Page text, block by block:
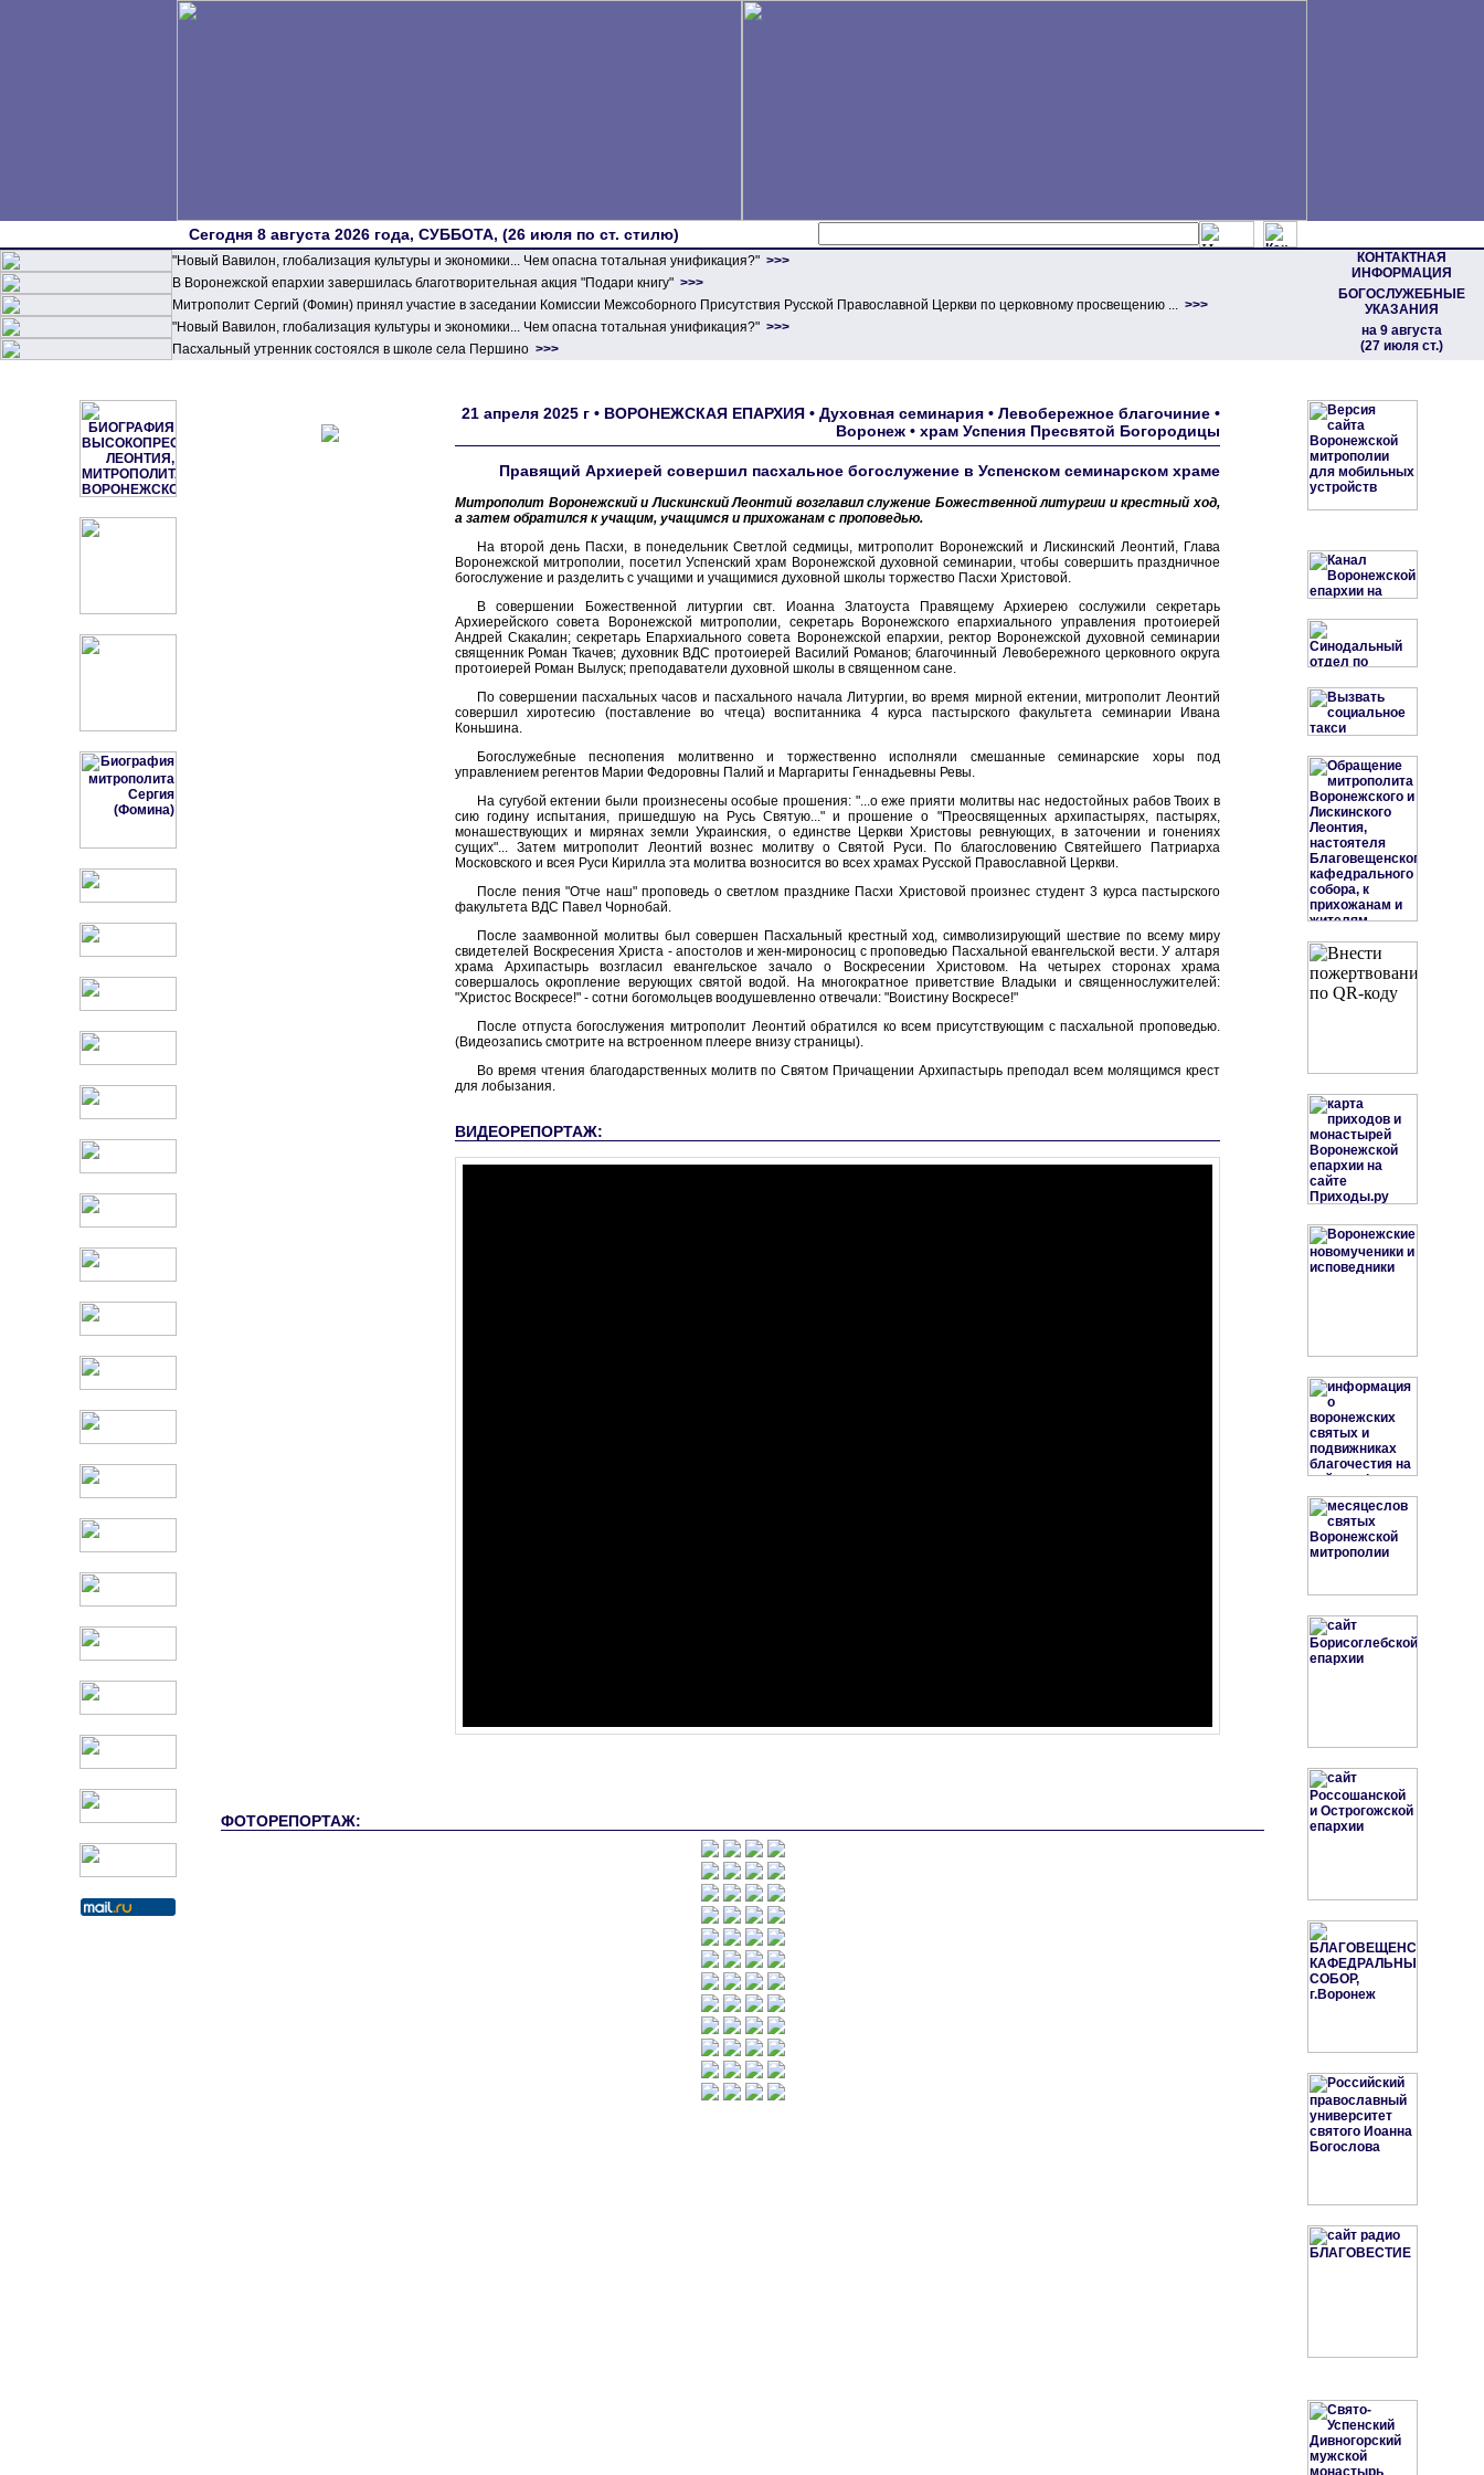
Сегодня 8 августа 2026 года, СУББОТА, (26 июля по ст. стилю)
"Новый Вавилон, глобализация культуры и экономики... Чем опасна тотальная унификация?" >>>
КОНТАКТНАЯ
ИНФОРМАЦИЯ
БОГОСЛУЖЕБНЫЕ
УКАЗАНИЯ
на 9 августа
(27 июля ст.)
В Воронежской епархии завершилась благотворительная акция "Подари книгу" >>>
Митрополит Сергий (Фомин) принял участие в заседании Комиссии Межсоборного Присутствия Русской Православной Церкви по церковному просвещению ... >>>
"Новый Вавилон, глобализация культуры и экономики... Чем опасна тотальная унификация?" >>>
Пасхальный утренник состоялся в школе села Першино >>>
21 апреля 2025 г • ВОРОНЕЖСКАЯ ЕПАРХИЯ • Духовная семинария • Левобережное благочиние •
Воронеж • храм Успения Пресвятой Богородицы
Правящий Архиерей совершил пасхальное богослужение в Успенском семинарском храме
Митрополит Воронежский и Лискинский Леонтий возглавил служение Божественной литургии и крестный ход,
а затем обратился к учащим, учащимся и прихожанам с проповедью.
На второй день Пасхи, в понедельник Светлой седмицы, митрополит Воронежский и Лискинский Леонтий, Глава
Воронежской митрополии, посетил Успенский храм Воронежской духовной семинарии, чтобы совершить праздничное
богослужение и разделить с учащими и учащимися духовной школы торжество Пасхи Христовой.
В совершении Божественной литургии свт. Иоанна Златоуста Правящему Архиерею сослужили секретарь
Архиерейского совета Воронежской митрополии, секретарь Воронежского епархиального управления протоиерей
Андрей Скакалин; секретарь Епархиального совета Воронежской епархии, ректор Воронежской духовной семинарии
священник Роман Ткачев; духовник ВДС протоиерей Василий Романов; благочинный Левобережного церковного округа
протоиерей Роман Вылуск; преподаватели духовной школы в священном сане.
По совершении пасхальных часов и пасхального начала Литургии, во время мирной ектении, митрополит Леонтий
совершил хиротесию (поставление во чтеца) воспитанника 4 курса пастырского факультета семинарии Ивана
Коньшина.
Богослужебные песнопения молитвенно и торжественно исполняли смешанные семинарские хоры под
управлением регентов Марии Федоровны Палий и Маргариты Геннадьевны Ревы.
На сугубой ектении были произнесены особые прошения: "...о еже прияти молитвы нас недостойных рабов Твоих в
сию годину испытания, пришедшую на Русь Святую..." и прошение о "Преосвященных архипастырях, пастырях,
монашествующих и мирянах земли Украинския, о единстве Церкви Христовы ревнующих, в заточении и гонениях
сущих"... Затем митрополит Леонтий вознес молитву о Святой Руси. По благословению Святейшего Патриарха
Московского и всея Руси Кирилла эта молитва возносится во всех храмах Русской Православной Церкви.
После пения "Отче наш" проповедь о светлом празднике Пасхи Христовой произнес студент 3 курса пастырского
факультета ВДС Павел Чорнобай.
После заамвонной молитвы был совершен Пасхальный крестный ход, символизирующий шествие по всему миру
свидетелей Воскресения Христа - апостолов и жен-мироносиц с проповедью Пасхальной евангельской вести. У алтаря
храма Архипастырь возгласил евангельское зачало о Воскресении Христовом. На четырех сторонах храма
совершалось окропление верующих святой водой. На многократное приветствие Владыки и священнослужителей:
"Христос Воскресе!" - сотни богомольцев воодушевленно отвечали: "Воистину Воскресе!"
После отпуста богослужения митрополит Леонтий обратился ко всем присутствующим с пасхальной проповедью.
(Видеозапись смотрите на встроенном плеере внизу страницы).
Во время чтения благодарственных молитв по Святом Причащении Архипастырь преподал всем молящимся крест
для лобызания.
ВИДЕОРЕПОРТАЖ:
ФОТОРЕПОРТАЖ: